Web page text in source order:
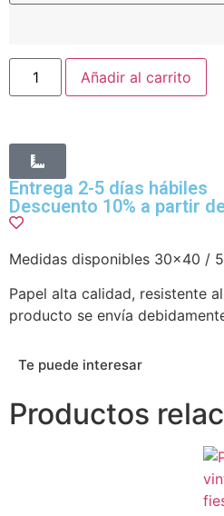
Añadir al carrito
Entrega 2-5 días hábiles
Descuento 10% a partir
Medidas disponibles 30×40 /
Papel alta calidad, resistente
producto se envía
Te puede interesar
Productos